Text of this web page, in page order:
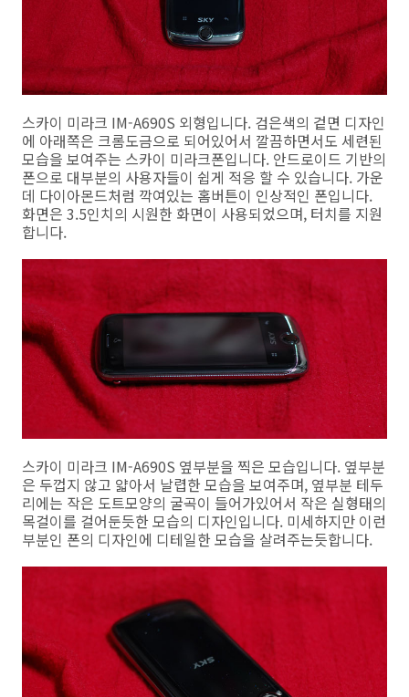
스카이 미라크 IM-A690S 외형입니다. 검은색의 겉면 디자인
에 아래쪽은 크롬도금으로 되어있어서 깔끔하면서도 세련된
모습을 보여주는 스카이 미라크폰입니다. 안드로이드 기반의
폰으로 대부분의 사용자들이 쉽게 적응 할 수 있습니다. 가운
데 다이아몬드처럼 깍여있는 홈버튼이 인상적인 폰입니다.
화면은 3.5인치의 시원한 화면이 사용되었으며, 터치를 지원
합니다.
스카이 미라크 IM-A690S 옆부분을 찍은 모습입니다. 옆부분
은 두껍지 않고 얇아서 날렵한 모습을 보여주며, 옆부분 테두
리에는 작은 도트모양의 굴곡이 들어가있어서 작은 실형태의
목걸이를 걸어둔듯한 모습의 디자인입니다. 미세하지만 이런
부분인 폰의 디자인에 디테일한 모습을 살려주는듯합니다.